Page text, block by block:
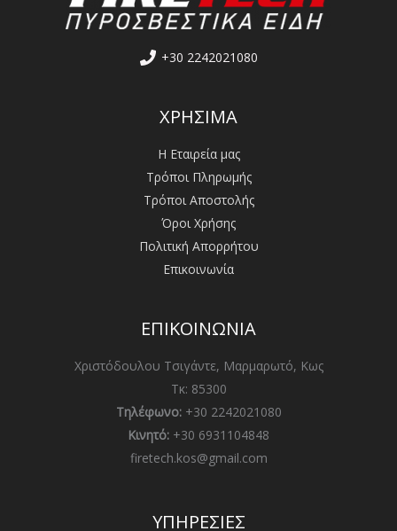
+30 2242021080
ΧΡΗΣΙΜΑ
Η Εταιρεία μας
Τρόποι Πληρωμής
Τρόποι Αποστολής
Όροι Χρήσης
Πολιτική Απορρήτου
Επικοινωνία
ΕΠΙΚΟΙΝΩΝΙΑ
Χριστόδουλου Τσιγάντε, Μαρμαρωτό, Κως
Τκ: 85300
Τηλέφωνο:+30 2242021080
Κινητό: +30 6931104848
firetech.kos@gmail.com
ΥΠΗΡΕΣΙΕΣ